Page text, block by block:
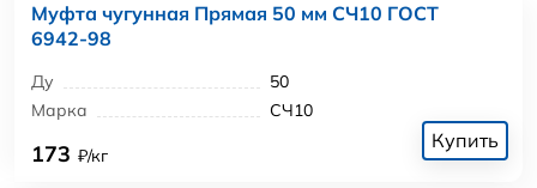
Муфта чугунная Прямая 50 мм СЧ10 ГОСТ
6942-98
Ду
50
Марка
СЧ10
173 ₽/кг
Купить